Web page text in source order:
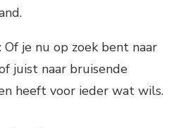
Of je nu op zoek bent naar
juist naar bruisende
heeft voor ieder wat wils.